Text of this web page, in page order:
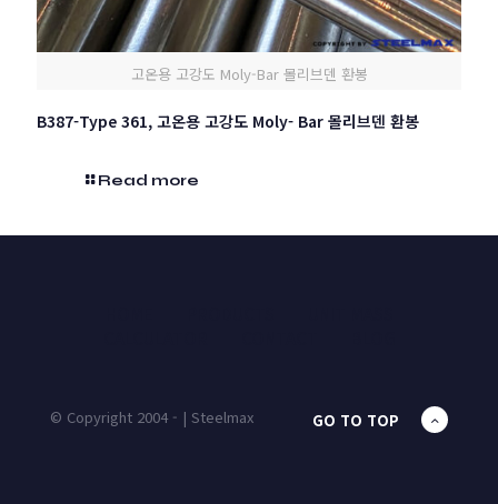
고온용 고강도 Moly-Bar 몰리브덴 환봉
B387-Type 361, 고온용 고강도 Moly- Bar 몰리브덴 환봉
Read more
© Copyright 2004 - | Steelmax GO TO TOP